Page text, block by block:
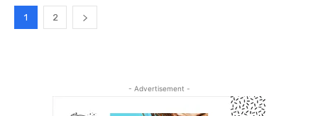
1 2
- Advertisement -